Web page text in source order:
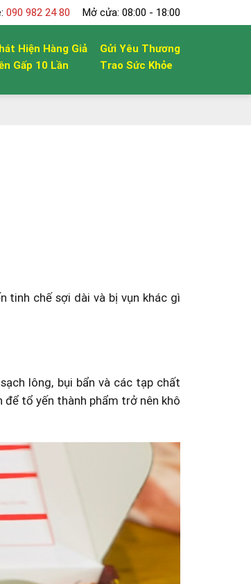
090 982 24 80 Mở cửa: 08:00 - 18:00
Hiện Hàng Giả
Gấp 10 Lần
Gửi Yêu Thương
Trao Sức Khỏe
tinh chế sợi dài và bị vụn khác gì
lông, bụi bẩn và các tạp chất
để tổ yến thành phẩm trở nên khô